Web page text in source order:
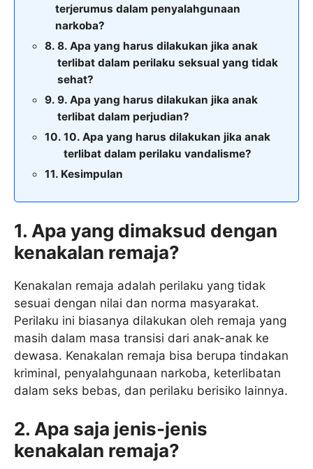
terjerumus dalam penyalahgunaan
narkoba?
8. Apa yang harus dilakukan jika anak
terlibat dalam perilaku seksual yang tidak
sehat?
9. Apa yang harus dilakukan jika anak
terlibat dalam perjudian?
10. Apa yang harus dilakukan jika anak
terlibat dalam perilaku vandalisme?
Kesimpulan
1. Apa yang dimaksud dengan
kenakalan remaja?
Kenakalan remaja adalah perilaku yang tidak
sesuai dengan nilai dan norma masyarakat.
Perilaku ini biasanya dilakukan oleh remaja yang
masih dalam masa transisi dari anak-anak ke
dewasa. Kenakalan remaja bisa berupa tindakan
kriminal, penyalahgunaan narkoba, keterlibatan
dalam seks bebas, dan perilaku berisiko lainnya.
2. Apa saja jenis-jenis
kenakalan remaja?